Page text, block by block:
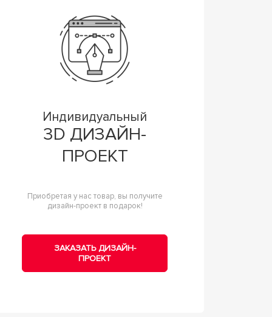
Индивидуальный
3D ДИЗАЙН-
ПРОЕКТ
Приобретая у нас товар, вы получите
дизайн-проект в подарок!
ЗАКАЗАТЬ ДИЗАЙН-
ПРОЕКТ